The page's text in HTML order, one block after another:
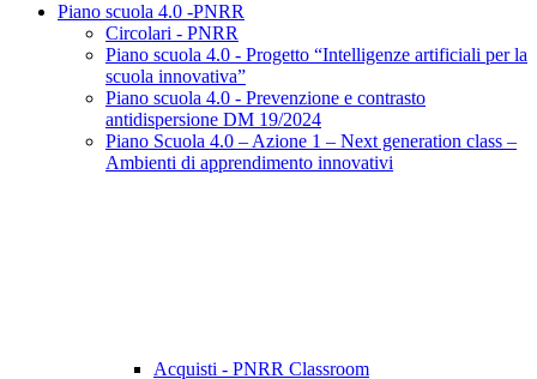
Piano scuola 4.0 -PNRR
Circolari - PNRR
Piano scuola 4.0 - Progetto “Intelligenze artificiali per la
scuola innovativa”
Piano scuola 4.0 - Prevenzione e contrasto
antidispersione DM 19/2024
Piano Scuola 4.0 – Azione 1 – Next generation class –
Ambienti di apprendimento innovativi
Acquisti - PNRR Classroom